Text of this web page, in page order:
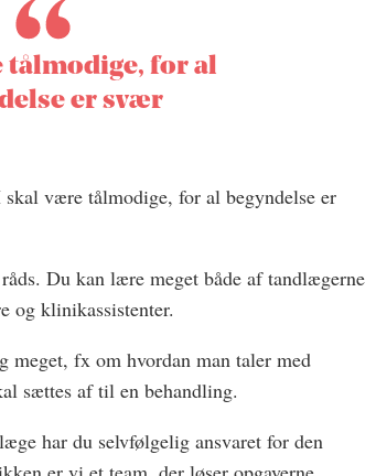
tålmodige, for al
er svær
være tålmodige, for al begyndelse er
Du kan lære meget både af tandlægerne
og klinikassistenter.
fx om hvordan man taler med
sættes af til en behandling.
har du selvfølgelig ansvaret for den